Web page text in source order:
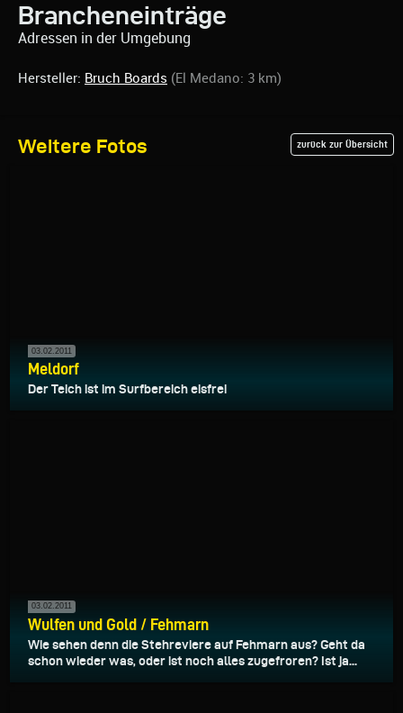
Brancheneinträge
Adressen in der Umgebung
Hersteller: Bruch Boards (El Medano: 3 km)
Weitere Fotos zurück zur Übersicht
03.02.2011
Meldorf
Der Teich ist im Surfbereich eisfrei
03.02.2011
Wulfen und Gold / Fehmarn
Wie sehen denn die Stehreviere auf Fehmarn aus? Geht da
schon wieder was, oder ist noch alles zugefroren? Ist ja...